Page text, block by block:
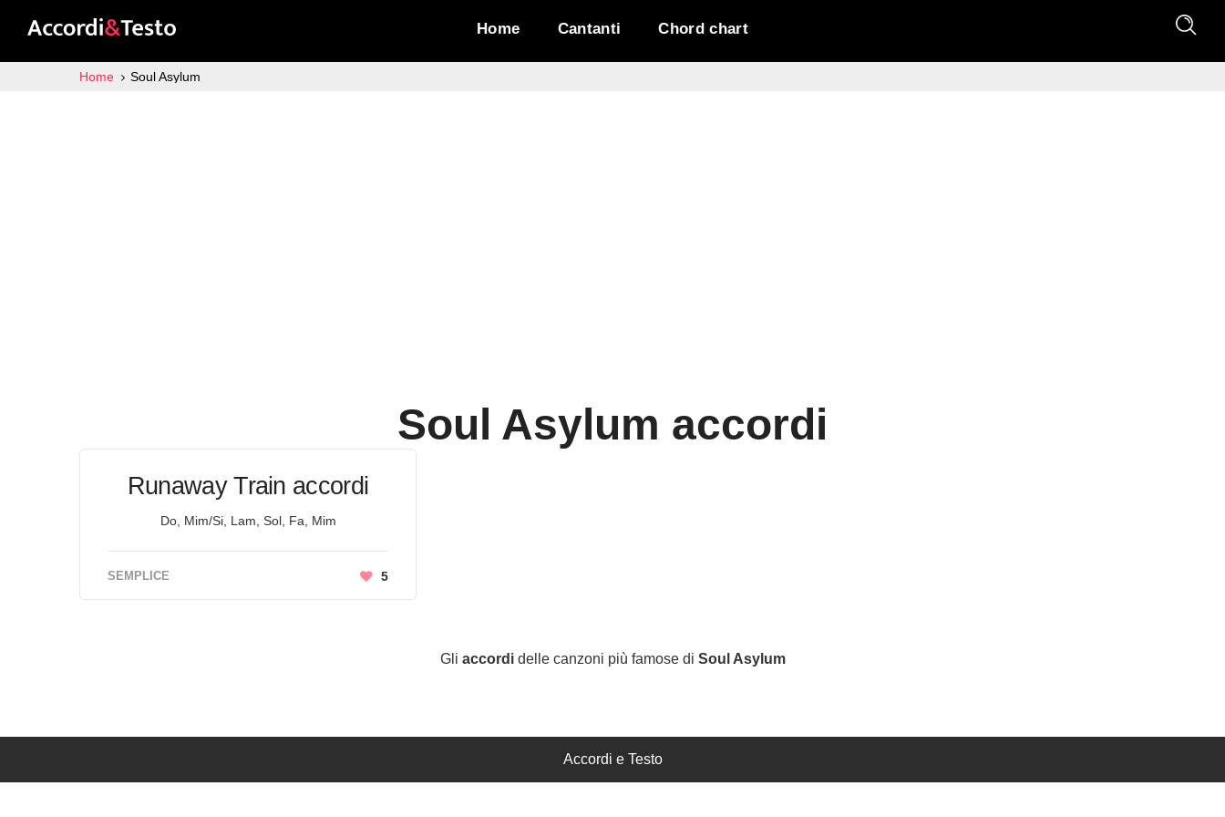
Home Cantanti Chord chart
Home Soul Asylum
Soul Asylum accordi
Runaway Train accordi
Do, Mim/Si, Lam, Sol, Fa, Mim
SEMPLICE 5
Gli accordidelle canzoni più famose di Soul Asylum
Accordi e Testo